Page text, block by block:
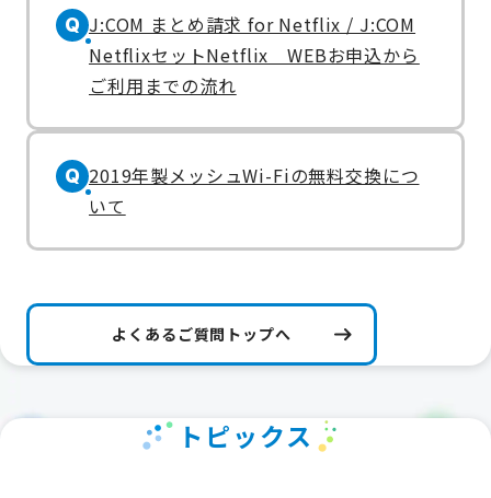
Q J:COM まとめ請求 for Netflix / J:COM
NetflixセットNetflix WEBお申込から
ご利用までの流れ
Q 2019年製メッシュWi-Fiの無料交換につ
いて
よくあるご質問トップへ
トピックス